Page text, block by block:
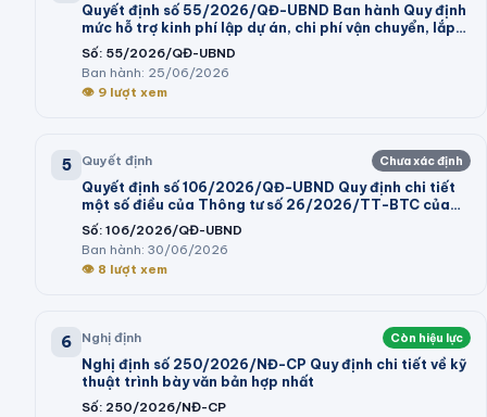
Quyết định số 55/2026/QĐ-UBND Ban hành Quy định
mức hỗ trợ kinh phí lập dự án, chi phí vận chuyển, lắp
đặt máy móc, dây chuyền thiết bị vào cụm công
nghiệp theo Nghị định số 32/2024/NĐ-CP của Chính
phủ và trình tự, thủ tục thực hiện chính sách hỗ trợ tại
Nghị quyết số 05/2026/NQ-HĐND của Hội đồng nhân
Số: 55/2026/QĐ-UBND
Ban hành: 25/06/2026
👁 9 lượt xem
5 Quyết định Chưa xác định
Quyết định số 106/2026/QĐ-UBND Quy định chi tiết
một số điều của Thông tư số 26/2026/TT-BTC của
Bộ trưởng Bộ Tài chính hướng dẫn thi hành một số điều
của Nghị định số 73/2026/NĐ-CP ngày 10 tháng 3
năm 2026 của Chính phủ quy định chi tiết và hướng
dẫn thi hành một số điều của Luật Ngân sách nhà nước
Số: 106/2026/QĐ-UBND
Ban hành: 30/06/2026
👁 8 lượt xem
6 Nghị định Còn hiệu lực
Nghị định số 250/2026/NĐ-CP Quy định chi tiết về kỹ
thuật trình bày văn bản hợp nhất
Số: 250/2026/NĐ-CP